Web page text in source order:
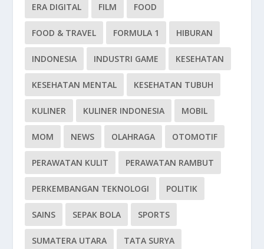
ERA DIGITAL FILM FOOD
FOOD & TRAVEL FORMULA 1 HIBURAN
INDONESIA INDUSTRI GAME KESEHATAN
KESEHATAN MENTAL KESEHATAN TUBUH
KULINER KULINER INDONESIA MOBIL
MOM NEWS OLAHRAGA OTOMOTIF
PERAWATAN KULIT PERAWATAN RAMBUT
PERKEMBANGAN TEKNOLOGI POLITIK
SAINS SEPAK BOLA SPORTS
SUMATERA UTARA TATA SURYA